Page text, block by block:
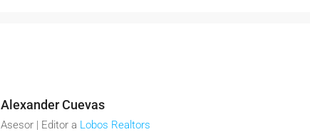
Alexander Cuevas
Asesor | Editor a Lobos Realtors